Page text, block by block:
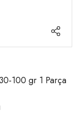
100 gr 1 Parça